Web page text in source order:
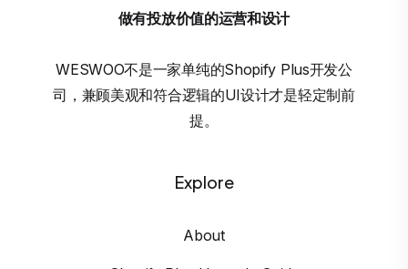
做有投放价值的运营和设计
WESWOO不是一家单纯的Shopify Plus开发公
司，兼顾美观和符合逻辑的UI设计才是轻定制前
提。
Explore
About